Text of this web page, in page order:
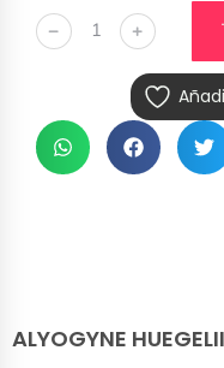
﹣ ﹢
ALYOGYNE HUEGELII